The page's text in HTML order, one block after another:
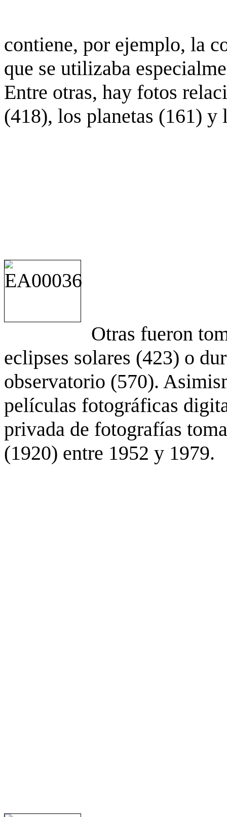
contiene, por ejemplo, la
que se utilizaba
Entre otras, hay fotos
(418), los planetas (161) y
Otras fueron
eclipses solares (423) o
observatorio (570).
películas fotográficas
privada de fotografías
(1920) entre 1952 y 1979.